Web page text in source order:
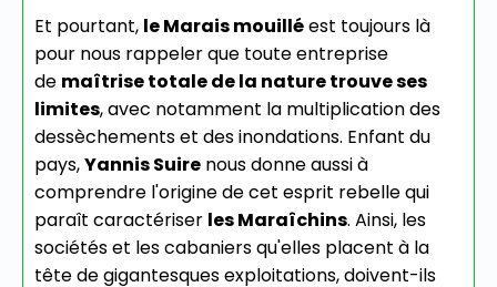
Et pourtant, le Marais mouilléest toujours là
pour nous rappeler que toute entreprise
de maîtrise totale de la nature trouve ses
limites, avec notamment la multiplication des
dessèchements et des inondations. Enfant du
pays,Yannis Suire nous donne aussi à
comprendre l'origine de cet esprit rebelle qui
paraît caractériser les Maraîchins. Ainsi, les
sociétés et les cabaniers qu'elles placent à la
tête de gigantesques exploitations, doivent-ils